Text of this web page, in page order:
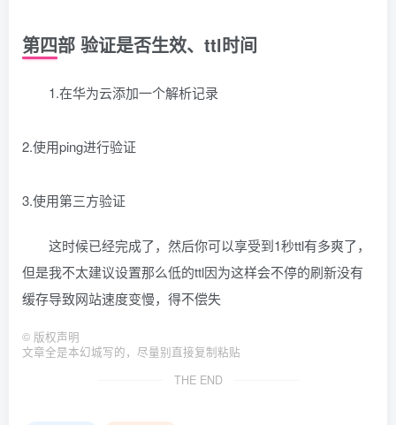
第四部 验证是否生效、ttl时间
1.在华为云添加一个解析记录
2.使用ping进行验证
3.使用第三方验证
这时候已经完成了，然后你可以享受到1秒ttl有多爽了，
但是我不太建议设置那么低的ttl因为这样会不停的刷新没有
缓存导致网站速度变慢，得不偿失
© 版权声明
文章全是本幻城写的，尽量别直接复制粘贴
THE END